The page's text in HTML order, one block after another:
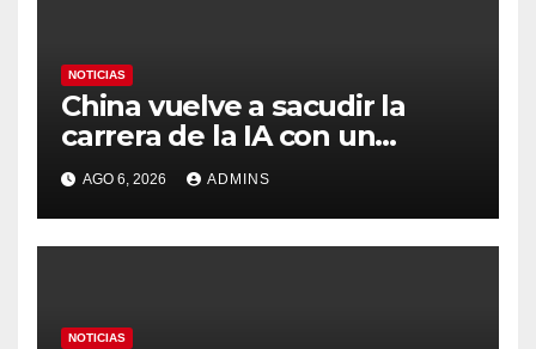
NOTICIAS
China vuelve a sacudir la
carrera de la IA con un
modelo capaz de trabajar
durante días sin intervención
humana
AGO 6, 2026 ADMINS
NOTICIAS